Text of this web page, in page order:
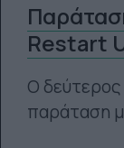
Restart
Ο δεύτερος
παράταση